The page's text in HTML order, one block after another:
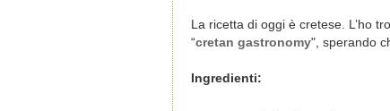
a ricetta di oggi è cretese. L’ho
“cretan gastronomy", sperando
Ingredienti: